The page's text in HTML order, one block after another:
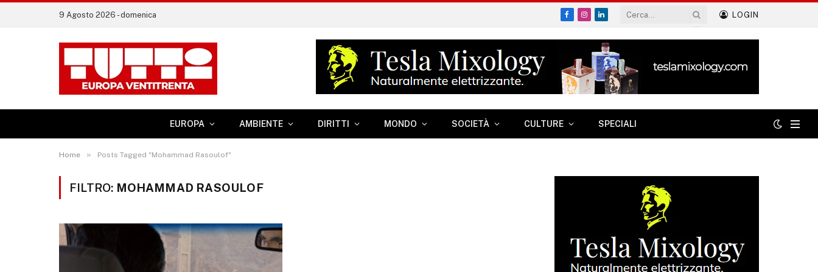
9 Agosto 2026 - domenica
Facebook
Instagram
LinkedIn
LOGIN
EUROPA AMBIENTE DIRITTI MONDO SOCIETÀ CULTURE SPECIALI
Home » Posts Tagged "Mohammad Rasoulof"
FILTRO: MOHAMMAD RASOULOF